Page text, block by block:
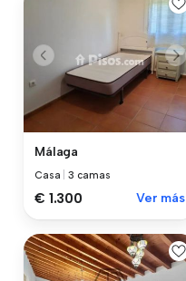
Málaga
Casa |3 camas
€ 1.300 Ver más